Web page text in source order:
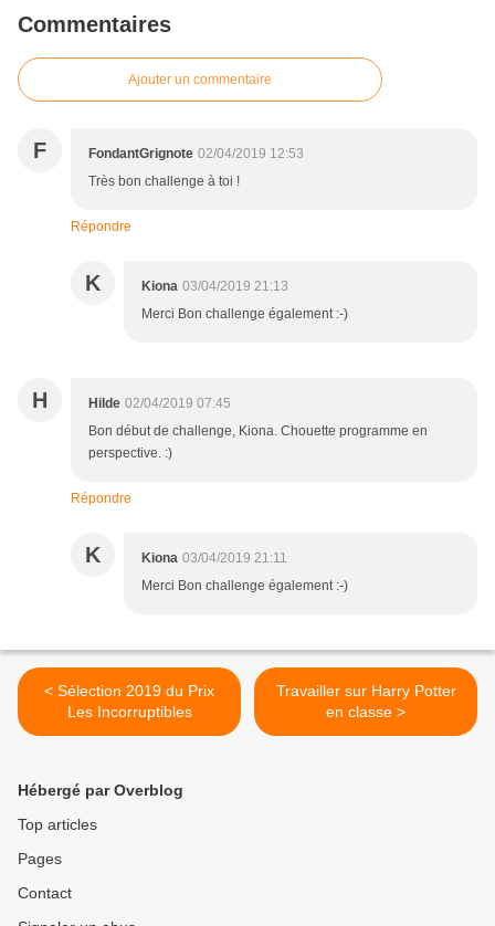
Commentaires
Ajouter un commentaire
F FondantGrignote 02/04/2019 12:53
Très bon challenge à toi !
Répondre
K Kiona 03/04/2019 21:13
Merci Bon challenge également :-)
H Hilde 02/04/2019 07:45
Bon début de challenge, Kiona. Chouette programme en
perspective. :)
Répondre
K Kiona 03/04/2019 21:11
Merci Bon challenge également :-)
< Sélection 2019 du Prix
Les Incorruptibles
Travailler sur Harry Potter
en classe >
Hébergé par Overblog
Top articles
Pages
Contact